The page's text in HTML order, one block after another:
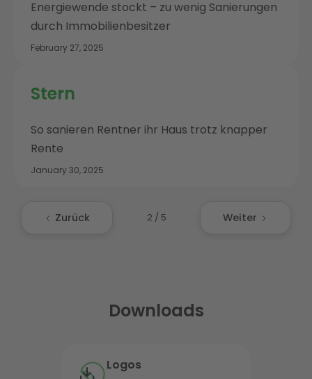
Energiewende stockt – zu wenig Sanierungen
durch Immobilienbesitzer
February 27, 2025
Stern
So sanieren Rentner ihr Haus trotz knapper
Rente
January 30, 2025
Zurück 2 / 5 Weiter
Downloads
Logos